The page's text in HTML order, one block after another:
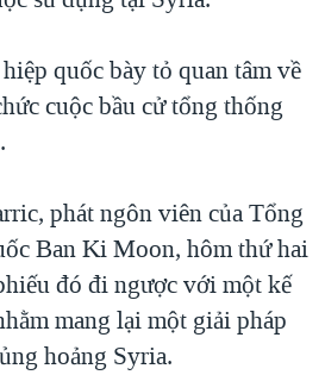
quốc bày tỏ quan tâm về
cuộc bầu cử tổng thống
phát ngôn viên của Tổng
Ban Ki Moon, hôm thứ hai
đó đi ngược với một kế
mang lại một giải pháp
hoảng Syria.